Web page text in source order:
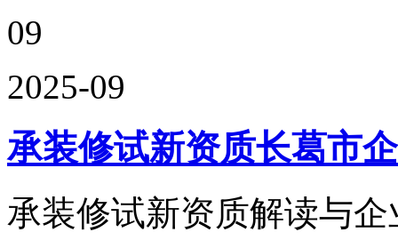
09
2025-09
承装修试新资质长葛市
承装修试新资质解读与